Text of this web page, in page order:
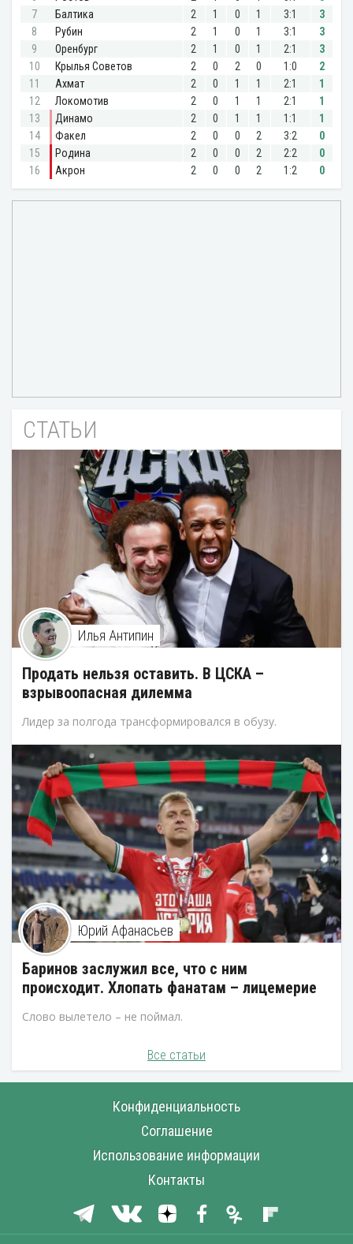
СТАТЬИ
Илья Антипин
Продать нельзя оставить. В ЦСКА –
взрывоопасная дилемма
Лидер за полгода трансформировался в обузу.
Юрий Афанасьев
Баринов заслужил все, что с ним
происходит. Хлопать фанатам – лицемерие
Слово вылетело – не поймал.
Все статьи
Конфиденциальность
Соглашение
Использование информации
Контакты